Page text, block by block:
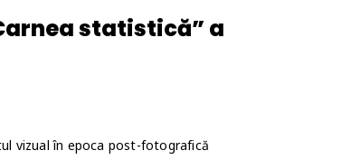
statistică” a
vizual în epoca post-fotografică